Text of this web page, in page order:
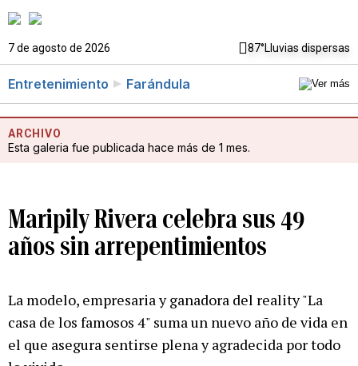
7 de agosto de 2026 87°Lluvias dispersas
Entretenimiento Farándula
ARCHIVO
Esta galeria fue publicada hace más de 1 mes.
Maripily Rivera celebra sus 49
años sin arrepentimientos
La modelo, empresaria y ganadora del reality "La
casa de los famosos 4" suma un nuevo año de vida en
el que asegura sentirse plena y agradecida por todo